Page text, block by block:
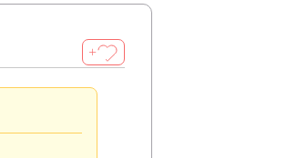
＋